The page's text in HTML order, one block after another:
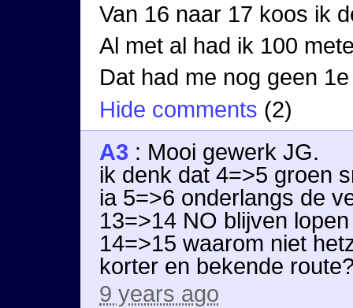
Van 16 naar 17 koos ik
Al met al had ik 100
Dat had me nog geen
Hide comments (2)
A3 : Mooi gewerk JG.
ik denk dat 4=>5 groen
ia 5=>6 onderlangs de
13=>14 NO blijven
14=>15 waarom niet
korter en bekende
9 years ago